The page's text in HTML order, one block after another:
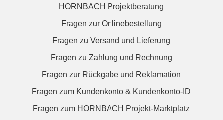
HORNBACH Projektberatung
Fragen zur Onlinebestellung
Fragen zu Versand und Lieferung
Fragen zu Zahlung und Rechnung
Fragen zur Rückgabe und Reklamation
Fragen zum Kundenkonto & Kundenkonto-ID
Fragen zum HORNBACH Projekt-Marktplatz